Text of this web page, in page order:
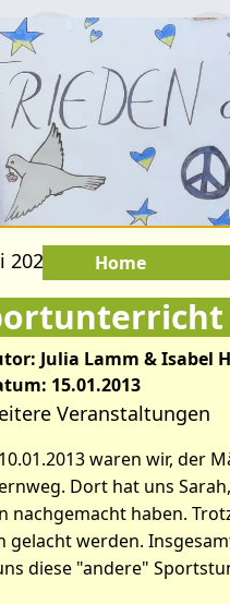
bis 22.August 2026:
Home
Julia Lamm & Isabel
15.01.2013
Veranstaltungen
waren wir, der
Dort hat uns
nachgemacht haben.
gelacht werden.
diese "andere"
Artikel: